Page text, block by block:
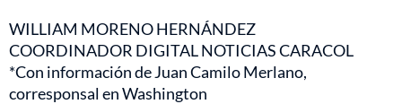
WILLIAM MORENO HERNÁNDEZ
COORDINADOR DIGITAL NOTICIAS CARACOL
*Con información de Juan Camilo Merlano,
corresponsal en Washington